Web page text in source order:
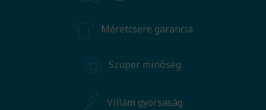
Méretcsere garancia
Szuper minőség
Villám gyorsaság